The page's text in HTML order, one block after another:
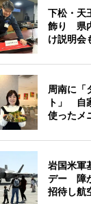
下松・天
飾り 県
け説明会
周南に「
ト」 自
使ったメ
岩国米軍
デー 障
招待し航